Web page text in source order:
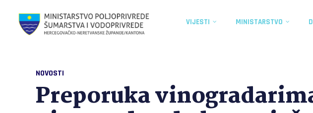
VIJESTI MINISTARSTVO
NOVOSTI
Preporuka